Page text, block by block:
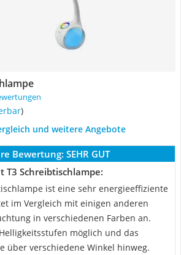
)
und weitere Angebote
Bewertung: SEHR GUT
T3 Schreibtischlampe:
ist eine sehr energieeffiziente
im Vergleich mit einigen anderen
in verschiedenen Farben an.
möglich und das
über verschiedene Winkel hinweg.